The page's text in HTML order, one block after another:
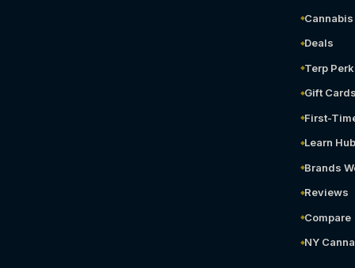
Deals
Terp
Gift Cards
First-
Learn Hub
Brands
Reviews
Compare
NY